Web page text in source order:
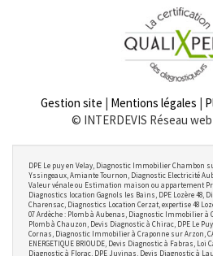
Gestion site | Mentions légales |
© INTERDEVIS Réseau
DPE Le puy en Velay, Diagnostic Immobilier Chambon
Yssingeaux, Amiante Tournon, Diagnostic Electricité
Valeur vénale ou Estimation maison ou appartement
Diagnostics location Gagnols les Bains, DPE Lozère 48,
Charensac, Diagnostics Location Cerzat, expertise 48
07 Ardèche : Plomb à Aubenas, Diagnostic Immobilier à
Plomb à Chauzon, Devis Diagnostic à Chirac, DPE Le
Cornas, Diagnostic Immobilier à Craponne sur Arzon,
ENERGETIQUE BRIOUDE, Devis Diagnostic à Fabras,
Diagnostic à Florac, DPE Juvinas, Devis Diagnostic à